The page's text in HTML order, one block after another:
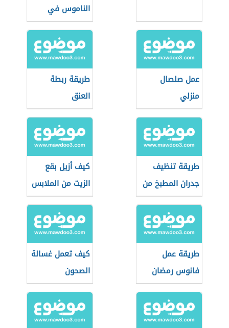
الناموس في
المنزل
عمل صلصال
منزلي
طريقة ربطة
العنق
طريقة تنظيف
جدران المطبخ من
الدهون
كيف أزيل بقع
الزيت من الملابس
طريقة عمل
فانوس رمضان
بالخشب
كيف تعمل غسالة
الصحون